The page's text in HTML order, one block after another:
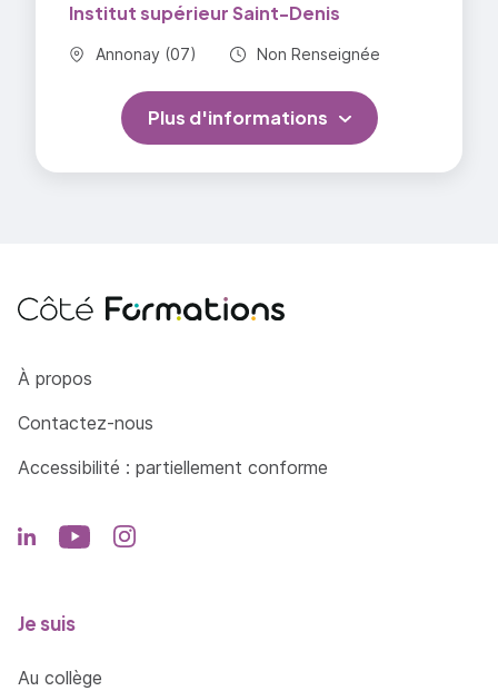
Institut supérieur Saint-Denis
Commune :
Annonay (07) Durée totale :
Non Renseignée
Plus d'informations
Côté Formations
À propos
Contactez-nous
Accessibilité : partiellement conforme
Je suis
Au collège